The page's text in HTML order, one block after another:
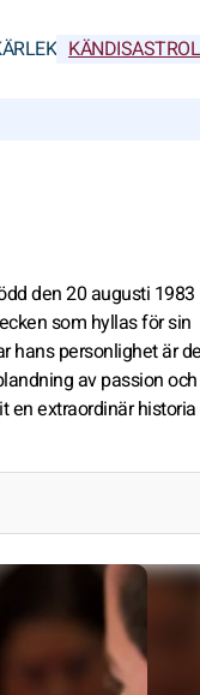
den 20 augusti
som hyllas för sin
hans personlighet är
av passion
en extraordinär